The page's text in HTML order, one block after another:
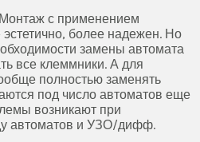
с применением
более надежен. Но
замены автомата
все клеммники. А для
полностью заменять
под число автоматов еще
возникают при
автоматов и УЗО/дифф.